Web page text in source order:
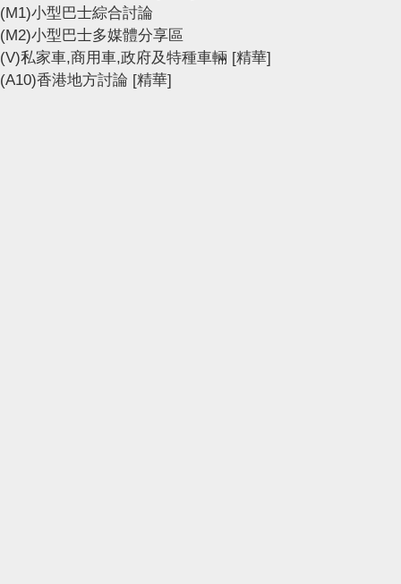
(M1)小型巴士綜合討論
(M2)小型巴士多媒體分享區
(V)私家車,商用車,政府及特種車輛 [精華]
(A10)香港地方討論 [精華]